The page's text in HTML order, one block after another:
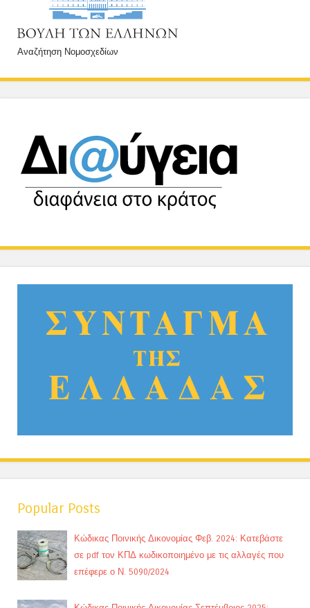
Αναζήτηση Νομοσχεδίων
Popular Posts
Κώδικας Ποινικής Δικονομίας Φεβ. 2024: Κατεβάστε
σε pdf τον ΚΠΔ κωδικοποιημένο με τις αλλαγές που
επέφερε ο Ν. 5090/2024